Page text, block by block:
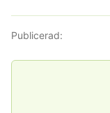
Publicerad: